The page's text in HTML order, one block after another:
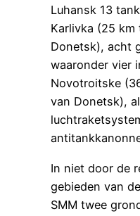
Luhansk 13
Karlivka (25
Donetsk), acht
waaronder vier
Novotroitske
van Donetsk),
In niet door de
gebieden van
SMM twee